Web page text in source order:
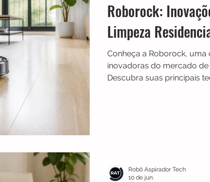
Karcher Mondial Roborock iRobot
Ropo Extratoras
Roborock:
Limpeza
Conheça a Roborock, uma
inovadoras do mercado
Descubra suas principais
Robô Aspirador Tech
10 de jun.